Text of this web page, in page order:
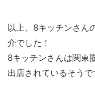
以上、8キッチンさん
介でした！
8キッチンさんは関東
出店されているそうで